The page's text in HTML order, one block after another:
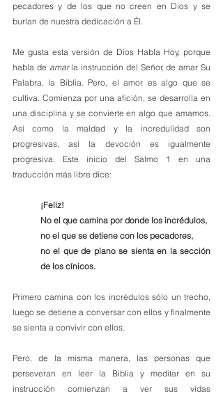
pecadores y de los que no creen en Dios y se
burlan de nuestra dedicación a Él.
Me gusta esta versión de Dios Habla Hoy, porque
habla de amar la instrucción del Señor, de amar Su
Palabra, la Biblia. Pero, el amor es algo que se
cultiva. Comienza por una afición, se desarrolla en
una disciplina y se convierte en algo que amamos.
Así como la maldad y la incredulidad son
progresivas, así la devoción es igualmente
progresiva. Este inicio del Salmo 1 en una
traducción más libre dice:
¡Feliz!
No el que camina por donde los incrédulos,
no el que se detiene con los pecadores,
no el que de plano se sienta en la sección
de los cínicos.
Primero camina con los incrédulos sólo un trecho,
luego se detiene a conversar con ellos y finalmente
se sienta a convivir con ellos.
Pero, de la misma manera, las personas que
perseveran en leer la Biblia y meditar en su
instrucción comienzan a ver sus vidas